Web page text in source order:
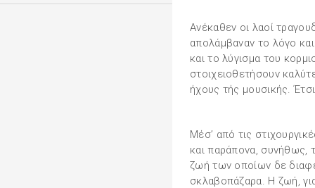
Ανέκαθεν οι λαοί
απολάμβαναν το λόγο
και το λύγισμα του
στοιχειοθετήσουν
ήχους τής μουσικής.
Μέσ’ από τις
και παράπονα,
ζωή των οποίων δε
σκλαβοπάζαρα. Η ζωή,